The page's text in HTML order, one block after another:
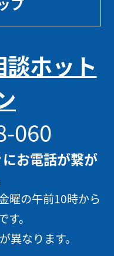
ホット
060
お電話が繋が
曜の午前10時から
。
異なります。